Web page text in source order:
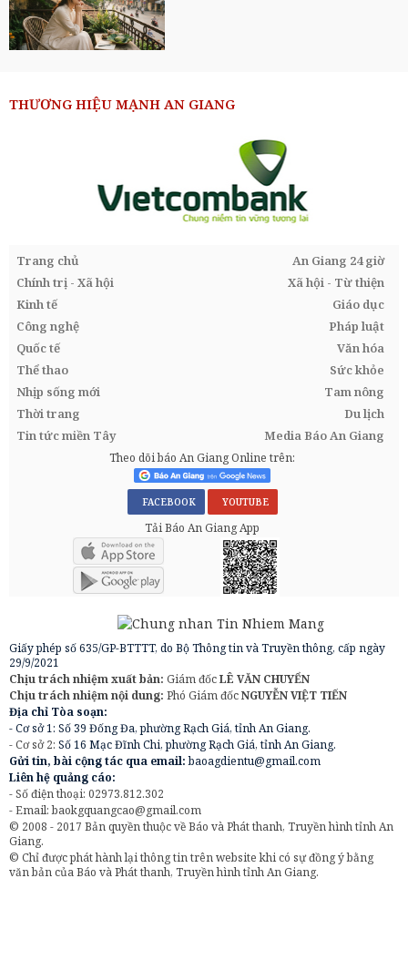
THƯƠNG HIỆU MẠNH AN GIANG
Trang chủ
An Giang 24 giờ
Chính trị - Xã hội
Xã hội - Từ thiện
Kinh tế
Giáo dục
Công nghệ
Pháp luật
Quốc tế
Văn hóa
Thể thao
Sức khỏe
Nhịp sống mới
Tam nông
Thời trang
Du lịch
Tin tức miền Tây
Media Báo An Giang
Theo dõi báo An Giang Online trên:
FACEBOOK YOUTUBE
Tải Báo An Giang App
Giấy phép số 635/GP-BTTTT, do Bộ Thông tin và Truyền thông, cấp ngày
29/9/2021
Chịu trách nhiệm xuất bản: Giám đốcLÊ VĂN CHUYỂN
Chịu trách nhiệm nội dung: Phó Giám đốcNGUYỄN VIỆT TIẾN
Địa chỉ Tòa soạn:
- Cơ sở 1: Số 39 Đống Đa, phường Rạch Giá, tỉnh An Giang.
- Cơ sở 2: Số 16 Mạc Đĩnh Chi, phường Rạch Giá, tỉnh An Giang.
Gửi tin, bài cộng tác qua email:baoagdientu@gmail.com
Liên hệ quảng cáo:
- Số điện thoại: 02973.812.302
- Email:baokgquangcao@gmail.com
© 2008 - 2017 Bản quyền thuộc về Báo và Phát thanh, Truyền hình tỉnh An
Giang.
© Chỉ được phát hành lại thông tin trên website khi có sự đồng ý bằng
văn bản của Báo và Phát thanh, Truyền hình tỉnh An Giang.